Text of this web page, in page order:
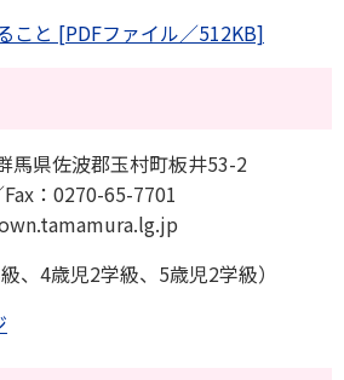
こと [PDFファイル／512KB]
馬県佐波郡玉村町板井53-2
：0270-65-7701
、4歳児2学級、5歳児2学級）